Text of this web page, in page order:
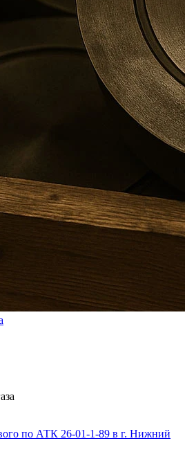
по АТК 26-01-1-89 в г. Нижний